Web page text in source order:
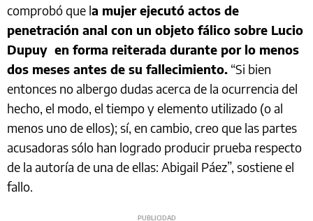
comprobó que la mujer ejecutó actos de
penetración anal con un objeto fálico sobre Lucio
Dupuy en forma reiterada durante por lo menos
dos meses antes de su fallecimiento. “Si bien
entonces no albergo dudas acerca de la ocurrencia del
hecho, el modo, el tiempo y elemento utilizado (o al
menos uno de ellos); sí, en cambio, creo que las partes
acusadoras sólo han logrado producir prueba respecto
de la autoría de una de ellas: Abigail Páez”, sostiene el
fallo.